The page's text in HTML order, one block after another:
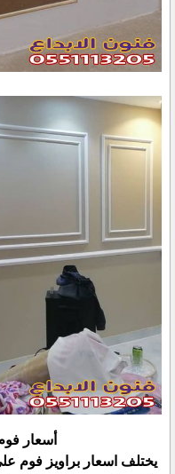
أسعار
يختلف اسعار براويز فوم